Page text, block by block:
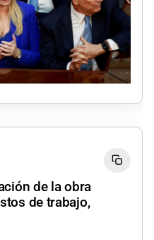
de la obra
de trabajo,